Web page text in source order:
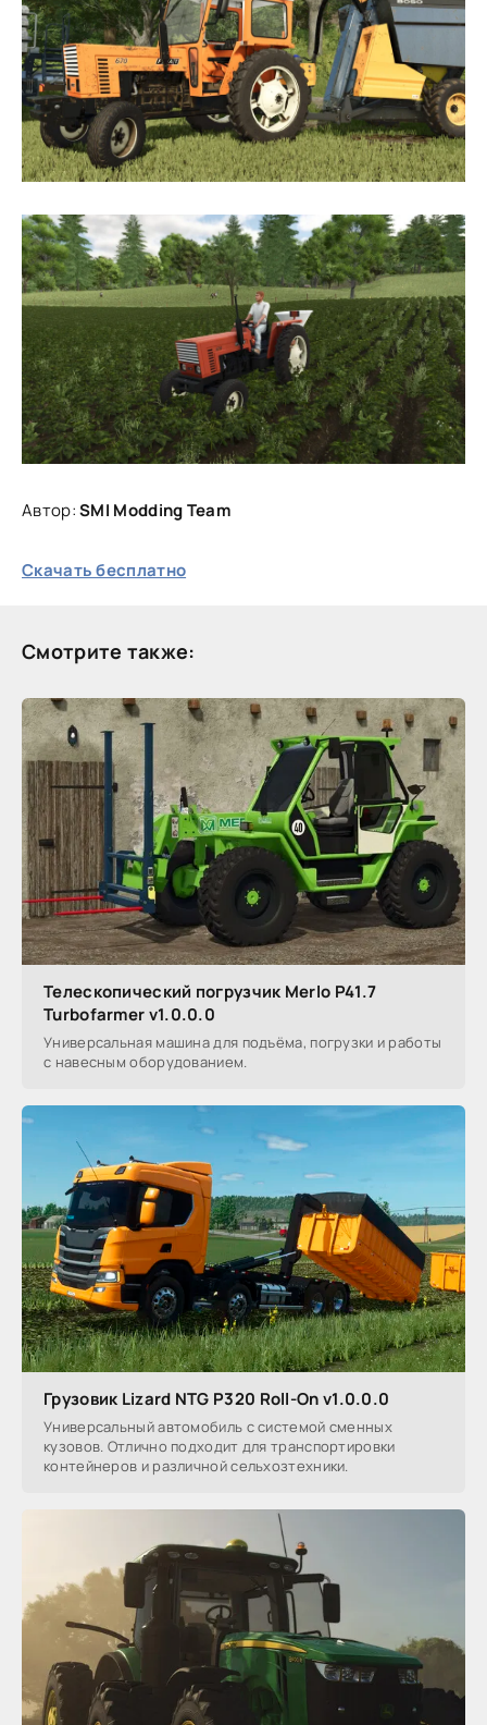
Автор:SMI Modding Team
Скачать бесплатно
Смотрите также:
Телескопический погрузчик Merlo P41.7
Turbofarmer v1.0.0.0
Универсальная машина для подъёма, погрузки и работы
с навесным оборудованием.
Грузовик Lizard NTG P320 Roll-On v1.0.0.0
Универсальный автомобиль с системой сменных
кузовов. Отлично подходит для транспортировки
контейнеров и различной сельхозтехники.